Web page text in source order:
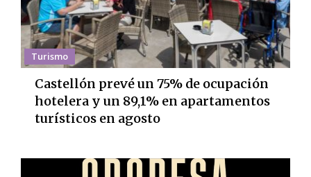
Turismo
Castellón prevé un 75% de ocupación
hotelera y un 89,1% en apartamentos
turísticos en agosto